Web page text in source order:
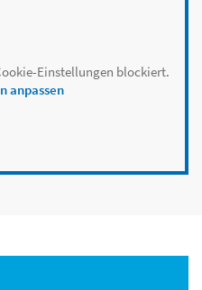
Einstellungen blockiert.
anpassen